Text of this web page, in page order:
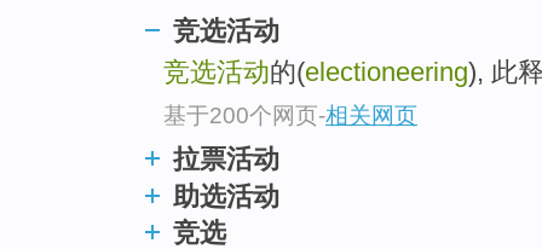
竞选活动
竞选活动的(electioneering), 此
基于200个网页-相关网页
拉票活动
助选活动
竞选